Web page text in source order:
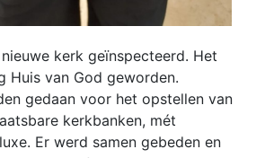
kerk geïnspecteerd. Het
Huis van God geworden.
gedaan voor het opstellen van
kerkbanken, mét
Er werd samen gebeden en